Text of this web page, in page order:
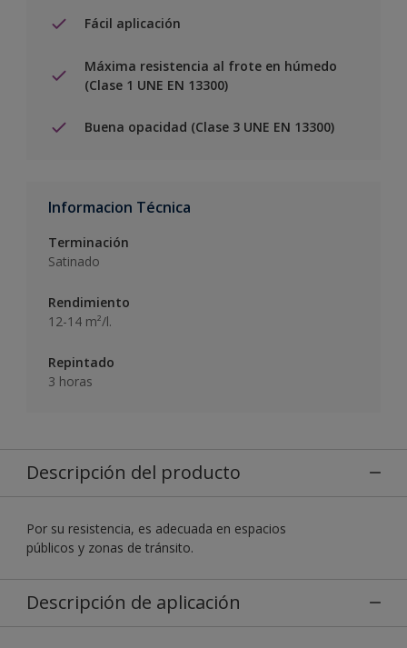
Fácil aplicación
Máxima resistencia al frote en húmedo
(Clase 1 UNE EN 13300)
Buena opacidad (Clase 3 UNE EN 13300)
Informacion Técnica
Terminación
Satinado
Rendimiento
12-14 m²/l.
Repintado
3 horas
Descripción del producto
Por su resistencia, es adecuada en espacios
públicos y zonas de tránsito.
Descripción de aplicación